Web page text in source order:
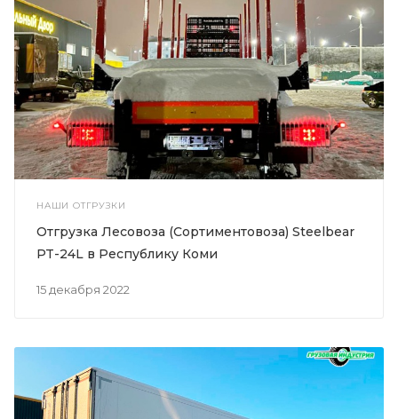
НАШИ ОТГРУЗКИ
15 декабря 2022
Отгрузка Лесовоза (Сортиментовоза) Steelbear
PT-24L в Республику Коми